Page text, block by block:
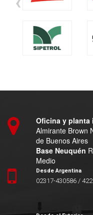
Oficina y planta
Almirante Brown
de Buenos Aires
Base Neuquén
Medio
Desde Argentina
02317-430586 /